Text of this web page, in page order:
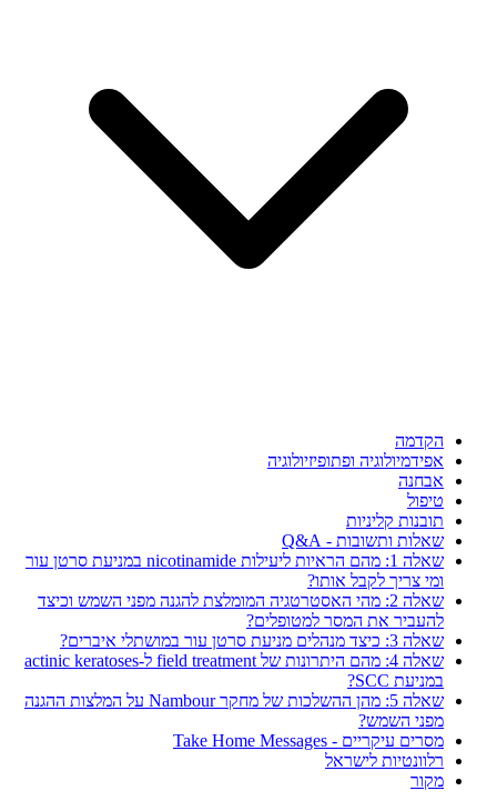
הקדמה
אפידמיולוגיה ופתופיזיולוגיה
אבחנה
טיפול
תובנות קליניות
שאלות ותשובות - Q&A
שאלה 1: מהם הראיות ליעילות nicotinamide במניעת סרטן עור
ומי צריך לקבל אותו?
שאלה 2: מהי האסטרטגיה המומלצת להגנה מפני השמש וכיצד
להעביר את המסר למטופלים?
שאלה 3: כיצד מנהלים מניעת סרטן עור במושתלי איברים?
שאלה 4: מהם היתרונות של field treatment ל-actinic keratoses
במניעת SCC?
שאלה 5: מהן ההשלכות של מחקר Nambour על המלצות ההגנה
מפני השמש?
מסרים עיקריים - Take Home Messages
רלוונטיות לישראל
מקור